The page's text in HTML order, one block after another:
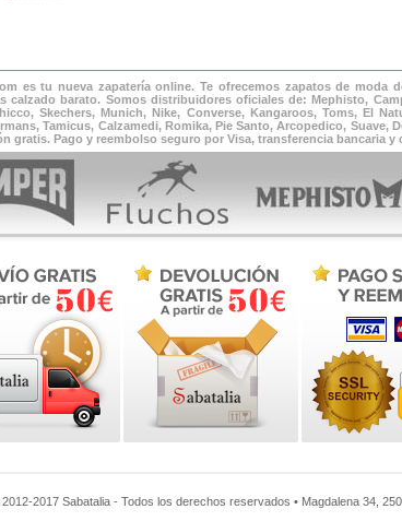
es tu nueva zapatería online. Te ofrecemos zapatos de
calzado barato. Somos distribuidores oficiales de: Mephisto,
Skechers, Munich, Nike, Converse, Kangaroos, Toms, El
Tamicus, Calzamedi, Romika, Pie Santo, Arcopedico,
gratis. Pago y reembolso seguro por Visa, transferencia bancaria y
2017 Sabatalia - Todos los derechos reservados • Magdalena 34